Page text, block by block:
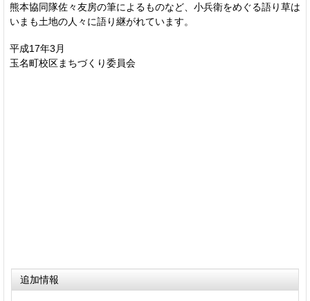
熊本協同隊佐々友房の筆によるものなど、小兵衛をめぐる語り草は
いまも土地の人々に語り継がれています。
平成17年3月
玉名町校区まちづくり委員会
追加情報